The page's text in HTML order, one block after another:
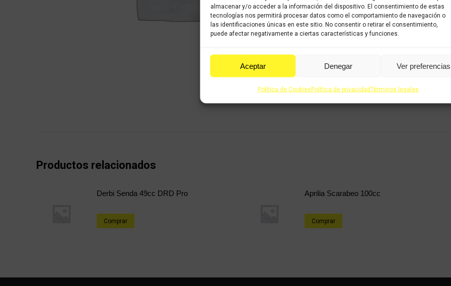
almacenar y/o acceder a la información del dispositivo. El consentimiento de estas
tecnologías nos permitirá procesar datos como el comportamiento de navegación o
las identificaciones únicas en este sitio. No consentir o retirar el consentimiento,
puede afectar negativamente a ciertas características y funciones.
Aceptar Denegar Ver preferencias
Política de CookiesPolítica de privacidadTérminos legales
on
X
on
Facebook
on
Productos relacionados
Derbi Senda 49cc DRD Pro
Comprar
Aprilia Scarabeo 100cc
Comprar